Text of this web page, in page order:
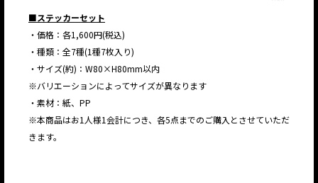
■ステッカーセット
・価格：各1,600円(税込)
・種類：全7種(1種7枚入り)
・サイズ(約)：W80×H80mm以内
※バリエーションによってサイズが異なります
・素材：紙、PP
※本商品はお1人様1会計につき、各5点までのご購入とさせていただ
きます。